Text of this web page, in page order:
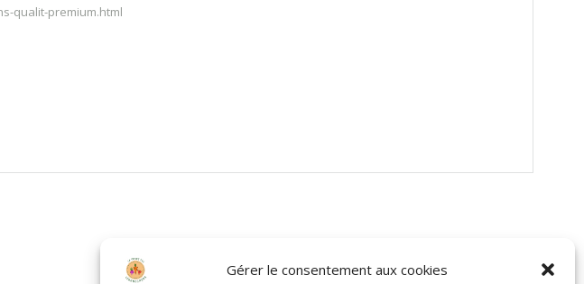
Gérer le consentement aux cookies
qualit-premium.html